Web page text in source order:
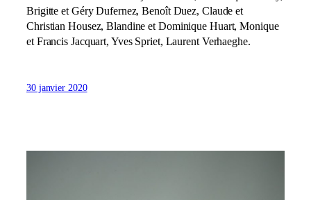
Brigitte et Géry Dufernez, Benoît Duez, Claude et
Christian Housez, Blandine et Dominique Huart, Monique
et Francis Jacquart, Yves Spriet, Laurent Verhaeghe.
30 janvier 2020